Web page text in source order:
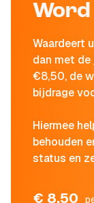
Word
Waardeert
dan met
€8,50, de
bijdrage
Hiermee
behouden
status en
€ 8,50